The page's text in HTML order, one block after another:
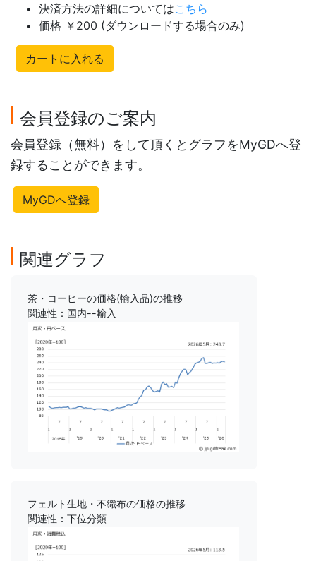
決済方法の詳細についてはこちら
価格 ￥200 (ダウンロードする場合のみ)
カートに入れる
会員登録のご案内
会員登録（無料）をして頂くとグラフをMyGDへ登
録することができます。
MyGDへ登録
関連グラフ
茶・コーヒーの価格(輸入品)の推移
関連性：国内--輸入
フェルト生地・不織布の価格の推移
関連性：下位分類